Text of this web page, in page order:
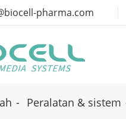
pharma.com
Peralatan & sistem